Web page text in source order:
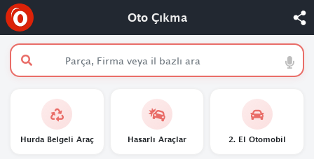
Oto Çıkma
Hurda Belgeli Araç Hasarlı Araçlar 2. El Otomobil